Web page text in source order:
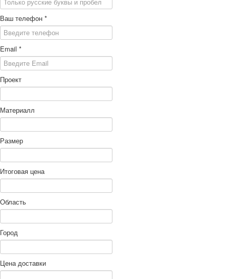
Ваш телефон *
Email *
Проект
Материалл
Размер
Итоговая цена
Область
Город
Цена доставки